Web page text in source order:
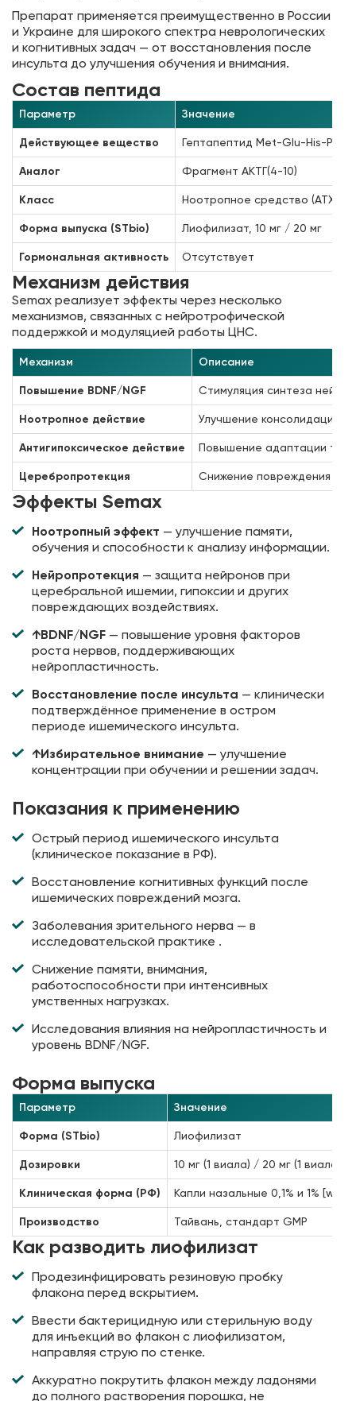
Препарат применяется преимущественно в России
и Украине для широкого спектра неврологических
и когнитивных задач — от восстановления после
инсульта до улучшения обучения и внимания.
Состав пептида
Параметр Значение
Действующее вещество Гептапептид Met-Glu-His-Phe-
Аналог Фрагмент АКТГ(4-10)
Класс Ноотропное средство (АТХ:
Форма выпуска (STbio) Лиофилизат, 10 мг / 20 мг
Гормональная активность Отсутствует
Механизм действия
Semax реализует эффекты через несколько
механизмов, связанных с нейротрофической
поддержкой и модуляцией работы ЦНС.
Механизм Описание
Повышение BDNF/NGF Стимуляция синтеза
Ноотропное действие Улучшение консолидации
Антигипоксическое действие Повышение адаптации
Церебропротекция Снижение повреждения
Эффекты Semax
Ноотропный эффект — улучшение памяти,
обучения и способности к анализу информации.
Нейропротекция — защита нейронов при
церебральной ишемии, гипоксии и других
повреждающих воздействиях.
↑BDNF/NGF — повышение уровня факторов
роста нервов, поддерживающих
нейропластичность.
Восстановление после инсульта — клинически
подтверждённое применение в остром
периоде ишемического инсульта.
↑Избирательное внимание — улучшение
концентрации при обучении и решении задач.
Показания к применению
Острый период ишемического инсульта
(клиническое показание в РФ).
Восстановление когнитивных функций после
ишемических повреждений мозга.
Заболевания зрительного нерва — в
исследовательской практике .
Снижение памяти, внимания,
работоспособности при интенсивных
умственных нагрузках.
Исследования влияния на нейропластичность и
уровень BDNF/NGF.
Форма выпуска
Параметр Значение
Форма (STbio) Лиофилизат
Дозировки 10 мг (1 виала) / 20 мг (1 виала +
Клиническая форма (РФ) Капли назальные 0,1% и 1%
Производство Тайвань, стандарт GMP
Как разводить лиофилизат
Продезинфицировать резиновую пробку
флакона перед вскрытием.
Ввести бактерицидную или стерильную воду
для инъекций во флакон с лиофилизатом,
направляя струю по стенке.
Аккуратно покрутить флакон между ладонями
до полного растворения порошка, не